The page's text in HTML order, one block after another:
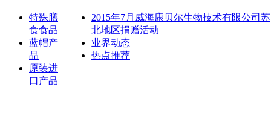
特殊膳
食食品
蓝帽产
品
原装进
口产品
2015年7月威海康贝尔生物技术有限公司苏
北地区捐赠活动
业界动态
热点推荐